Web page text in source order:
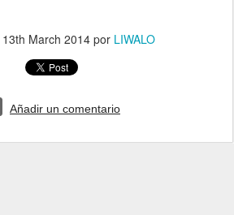
13th March 2014 por LIWALO
Añadir un comentario